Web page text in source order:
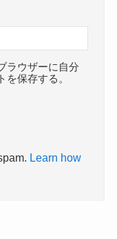
ラウザーに自分
保存する。
Learn how